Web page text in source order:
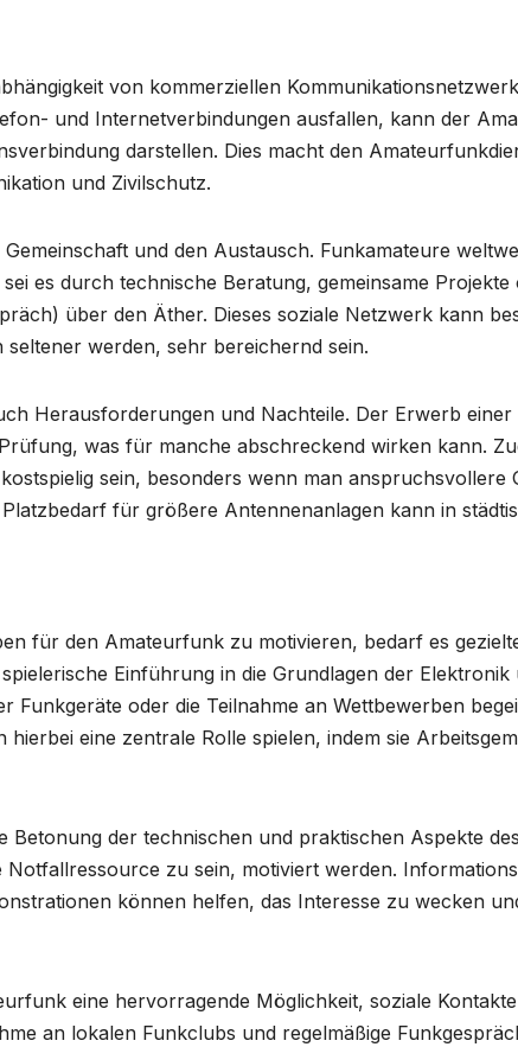
von kommerziellen
und Internetverbindungen ausfallen, kann der
darstellen. Dies macht den
und Zivilschutz.
und den Austausch. Funkamateure
es durch technische Beratung, gemeinsame
über den Äther. Dieses soziale Netzwerk kann
werden, sehr bereichernd sein.
Herausforderungen und Nachteile. Der Erwerb
was für manche abschreckend wirken kann.
sein, besonders wenn man anspruchsvollere
für größere Antennenanlagen kann in
für den Amateurfunk zu motivieren, bedarf es
Einführung in die Grundlagen der
Funkgeräte oder die Teilnahme an Wettbewerben
eine zentrale Rolle spielen, indem sie
Betonung der technischen und praktischen Aspekte
Notfallressource zu sein, motiviert werden.
können helfen, das Interesse zu wecken
eine hervorragende Möglichkeit, soziale
an lokalen Funkclubs und regelmäßige